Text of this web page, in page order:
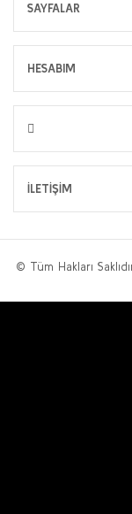
SAYFALAR
HESABIM
İLETİŞİM
© Tüm Hakları